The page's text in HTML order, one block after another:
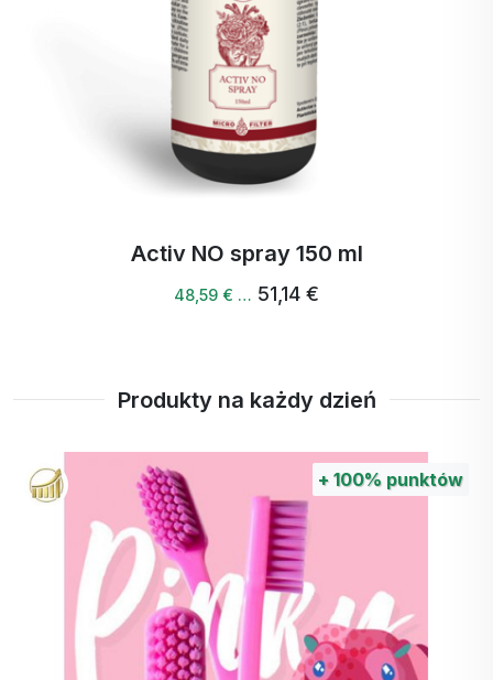
przyczyniając się do jej świeżego,
owocowego smaku.
Activ NO spray 150 ml
48,59 € … 51,14 €
Produkty na każdy dzień
+ 100% punktów